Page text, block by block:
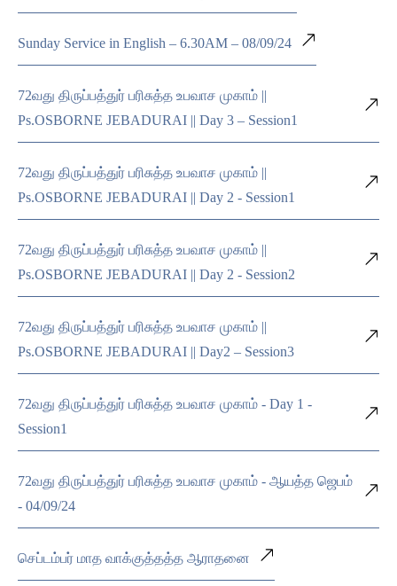
Sunday Service in English – 6.30AM – 08/09/24
72வது திருப்பத்துர் பரிசுத்த உபவாச முகாம் ||
Ps.OSBORNE JEBADURAI || Day 3 – Session1
72வது திருப்பத்துர் பரிசுத்த உபவாச முகாம் ||
Ps.OSBORNE JEBADURAI || Day 2 - Session1
72வது திருப்பத்துர் பரிசுத்த உபவாச முகாம் ||
Ps.OSBORNE JEBADURAI || Day 2 - Session2
72வது திருப்பத்துர் பரிசுத்த உபவாச முகாம் ||
Ps.OSBORNE JEBADURAI || Day2 – Session3
72வது திருப்பத்துர் பரிசுத்த உபவாச முகாம் - Day 1 -
Session1
72வது திருப்பத்துர் பரிசுத்த உபவாச முகாம் - ஆயத்த ஜெபம்
- 04/09/24
செப்டம்பர் மாத வாக்குத்தத்த ஆராதனை